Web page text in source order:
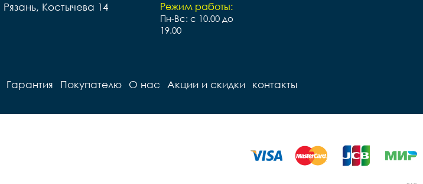
Режим работы:
Пн-Вс: с 10.00 до
19.00
Рязань, Костычева 14
Гарантия Покупателю О нас Акции и скидки контакты